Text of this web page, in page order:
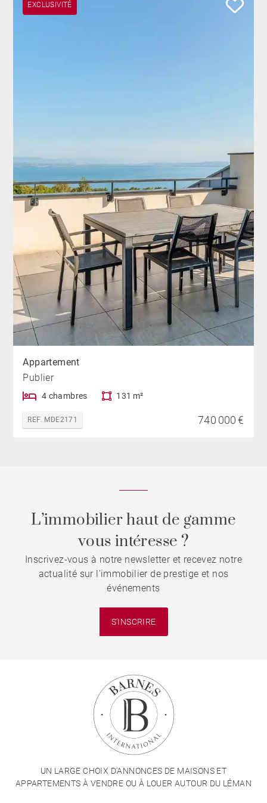
EXCLUSIVITÉ
Appartement
Publier
4 chambres 131 m²
REF. MDE2171 740 000 €
L’immobilier haut de gamme
vous intéresse ?
Inscrivez-vous à notre newsletter et recevez notre
actualité sur l'immobilier de prestige et nos
événements
S'INSCRIRE
UN LARGE CHOIX D'ANNONCES DE MAISONS ET
APPARTEMENTS À VENDRE OU À LOUER AUTOUR DU LÉMAN